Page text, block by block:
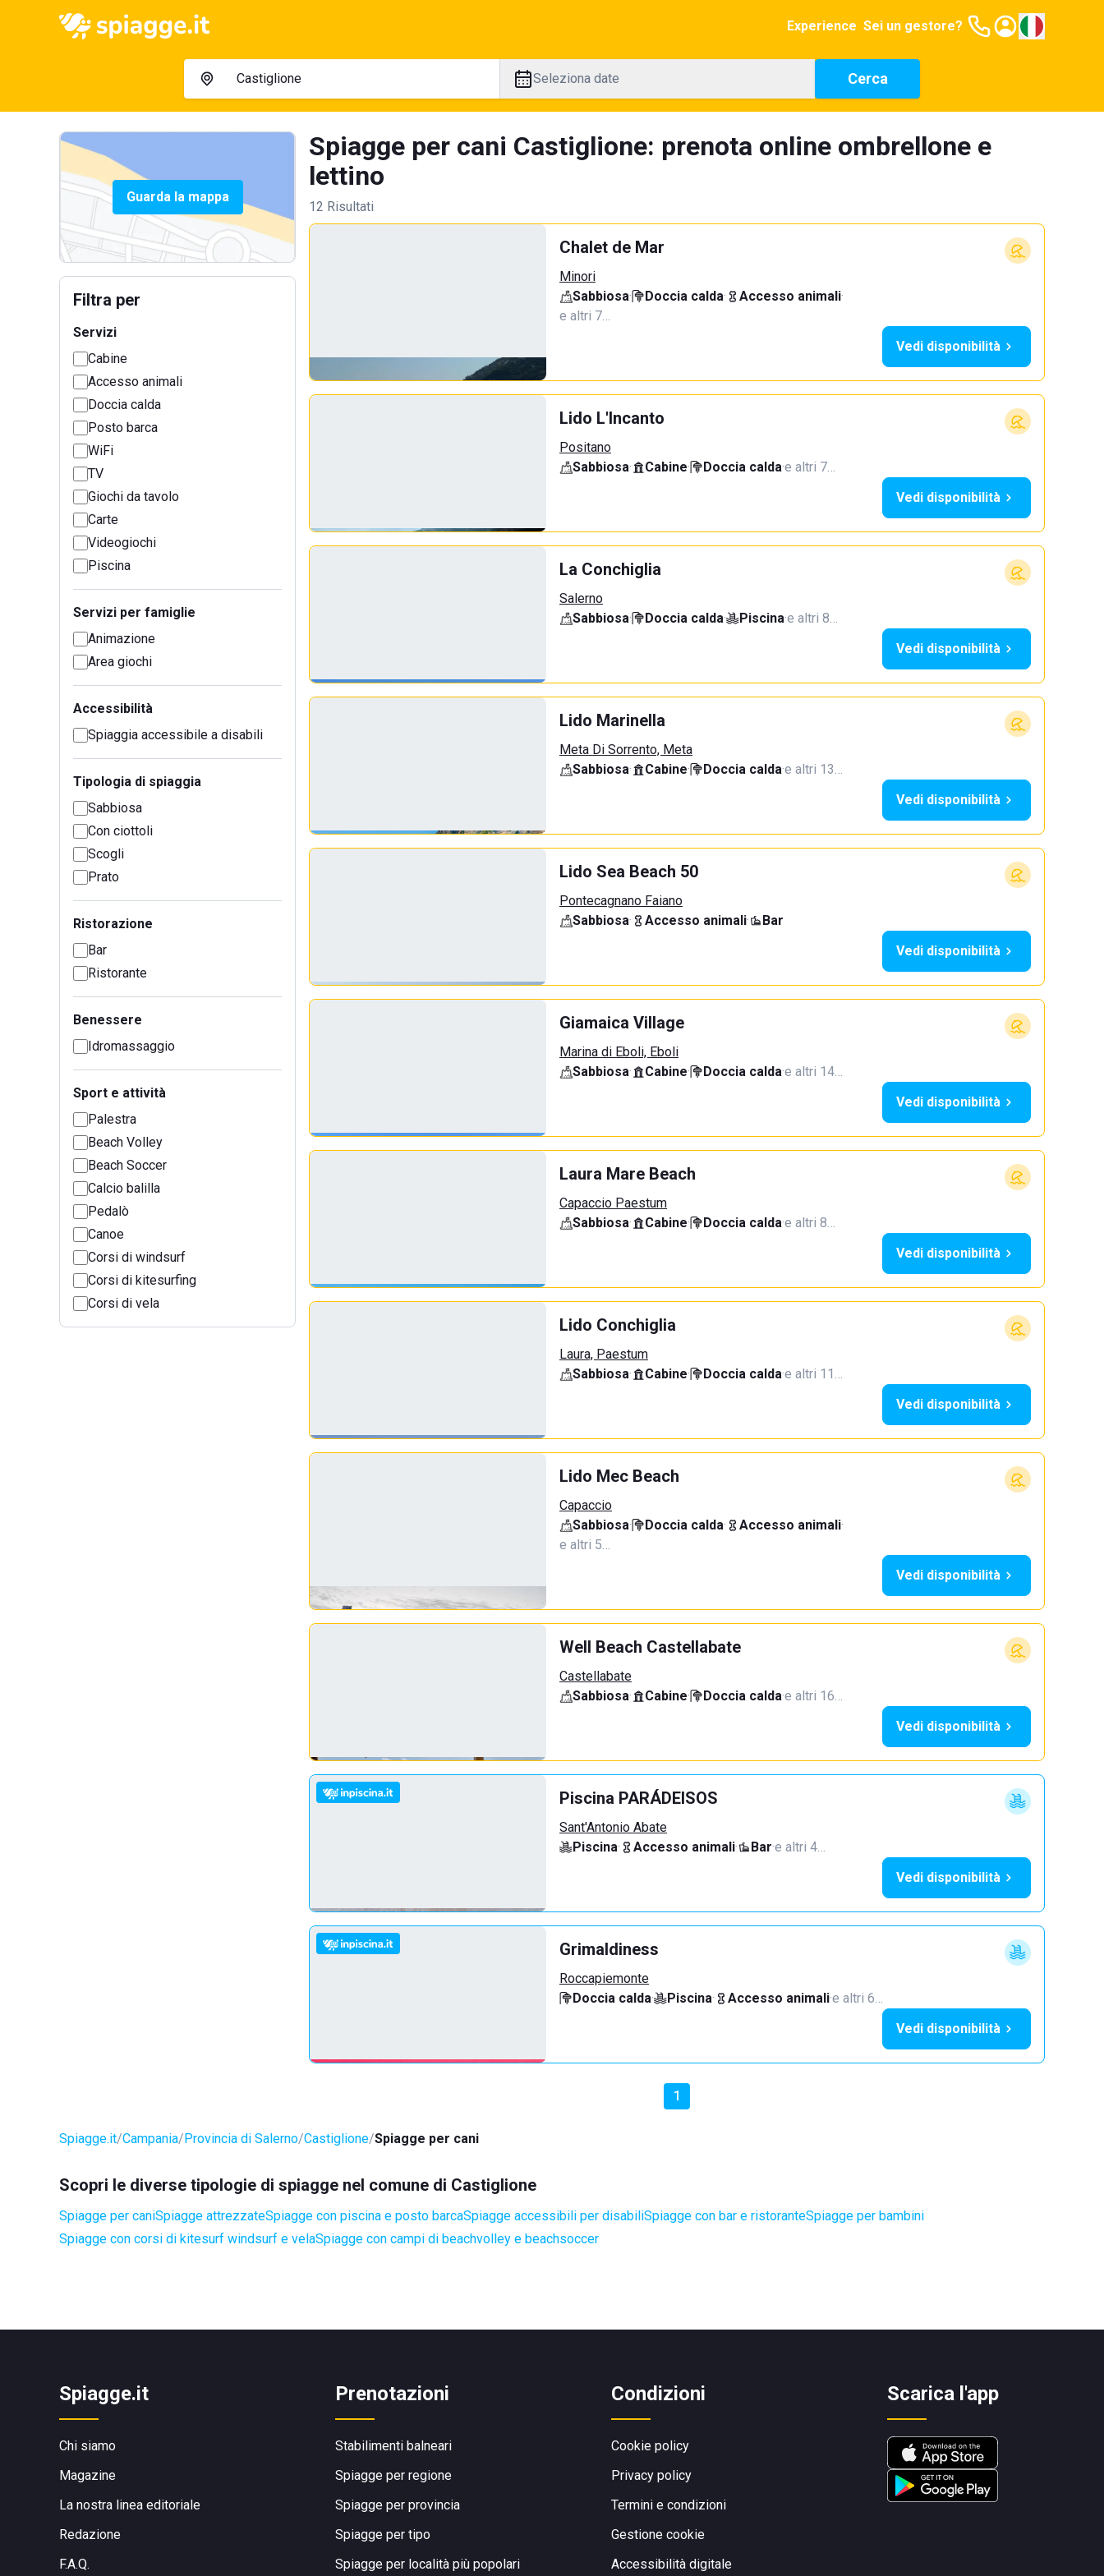
Experience Sei un gestore?
Seleziona date Cerca
Guarda la mappa
Filtra per
Servizi
Cabine
Accesso animali
Doccia calda
Posto barca
WiFi
TV
Giochi da tavolo
Carte
Videogiochi
Piscina
Servizi per famiglie
Animazione
Area giochi
Accessibilità
Spiaggia accessibile a disabili
Tipologia di spiaggia
Sabbiosa
Con ciottoli
Scogli
Prato
Ristorazione
Bar
Ristorante
Benessere
Idromassaggio
Sport e attività
Palestra
Beach Volley
Beach Soccer
Calcio balilla
Pedalò
Canoe
Corsi di windsurf
Corsi di kitesurfing
Corsi di vela
Spiagge per cani Castiglione: prenota online ombrellone e
lettino
12 Risultati
Chalet de Mar
Minori
Sabbiosa· Doccia calda· Accesso animali·
e altri 7…
Vedi disponibilità
Lido L'Incanto
Positano
Sabbiosa· Cabine· Doccia calda·e altri 7…
Vedi disponibilità
La Conchiglia
Salerno
Sabbiosa· Doccia calda· Piscina·e altri 8…
Vedi disponibilità
Lido Marinella
Meta Di Sorrento, Meta
Sabbiosa· Cabine· Doccia calda·e altri 13…
Vedi disponibilità
Lido Sea Beach 50
Pontecagnano Faiano
Sabbiosa· Accesso animali·
Bar
Vedi disponibilità
Giamaica Village
Marina di Eboli, Eboli
Sabbiosa· Cabine· Doccia calda·e altri 14…
Vedi disponibilità
Laura Mare Beach
Capaccio Paestum
Sabbiosa· Cabine· Doccia calda·e altri 8…
Vedi disponibilità
Lido Conchiglia
Laura, Paestum
Sabbiosa· Cabine· Doccia calda·e altri 11…
Vedi disponibilità
Lido Mec Beach
Capaccio
Sabbiosa· Doccia calda· Accesso animali·
e altri 5…
Vedi disponibilità
Well Beach Castellabate
Castellabate
Sabbiosa· Cabine· Doccia calda·e altri 16…
Vedi disponibilità
Piscina PARÁDEISOS
Sant'Antonio Abate
Piscina· Accesso animali· Bar·e altri 4…
Vedi disponibilità
Grimaldiness
Roccapiemonte
Doccia calda· Piscina· Accesso animali·e altri 6…
Vedi disponibilità
1
Spiagge.it Campania Provincia di Salerno Castiglione Spiagge per cani
Scopri le diverse tipologie di spiagge nel comune di Castiglione
Spiagge per caniSpiagge attrezzateSpiagge con piscina e posto barcaSpiagge accessibili per disabiliSpiagge con bar e ristoranteSpiagge per bambini
Spiagge con corsi di kitesurf windsurf e velaSpiagge con campi di beachvolley e beachsoccer
Spiagge.it
Chi siamo
Magazine
La nostra linea editoriale
Redazione
F.A.Q.
Prenotazioni
Stabilimenti balneari
Spiagge per regione
Spiagge per provincia
Spiagge per tipo
Spiagge per località più popolari
Condizioni
Cookie policy
Privacy policy
Termini e condizioni
Gestione cookie
Accessibilità digitale
Scarica l'app